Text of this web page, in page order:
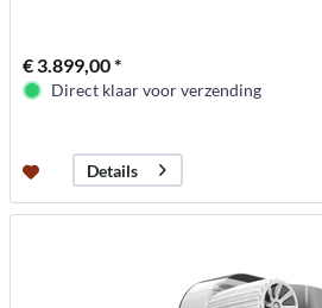
€ 3.899,00 *
Direct klaar voor verzending
Details